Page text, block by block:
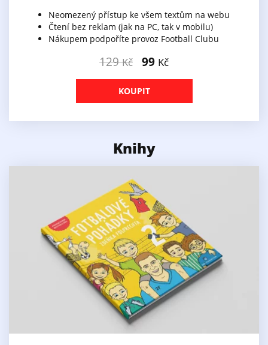
Neomezený přístup ke všem textům na webu
Čtení bez reklam (jak na PC, tak v mobilu)
Nákupem podpoříte provoz Football Clubu
129Kč 99 Kč
KOUPIT
Knihy